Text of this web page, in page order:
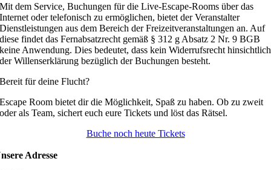
Mit dem Service, Buchungen für die Live-Escape-Rooms über das
Internet oder telefonisch zu ermöglichen, bietet der Veranstalter
Dienstleistungen aus dem Bereich der Freizeitveranstaltungen an. Auf
diese findet das Fernabsatzrecht gemäß § 312 g Absatz 2 Nr. 9 BGB
keine Anwendung. Dies bedeutet, dass kein Widerrufsrecht hinsichtlich
der Willenserklärung bezüglich der Buchungen besteht.
Bereit für deine Flucht?
Escape Room bietet dir die Möglichkeit, Spaß zu haben. Ob zu zweit
oder als Team, sichert euch eure Tickets und löst das Rätsel.
Buche noch heute Tickets
Adresse